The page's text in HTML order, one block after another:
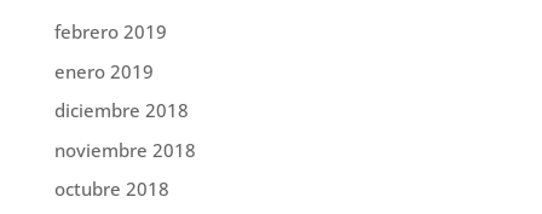
febrero 2019
enero 2019
diciembre 2018
noviembre 2018
octubre 2018